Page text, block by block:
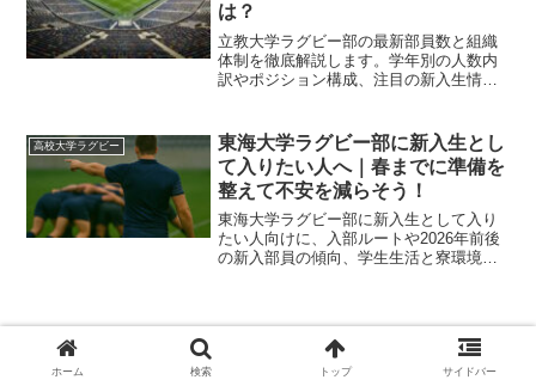
は？
立教大学ラグビー部の最新部員数と組織
体制を徹底解説します。学年別の人数内
訳やポジション構成、注目の新入生情報
進を支えるチーム作りとは？
高校大学ラグビー
東海大学ラグビー部に新入生とし
て入りたい人へ｜春までに準備を
整えて不安を減らそう！
東海大学ラグビー部に新入生として入り
たい人向けに、入部ルートや2026年前後
の新入部員の傾向、学生生活と寮環境、
ホーム 検索 トップ サイドバー